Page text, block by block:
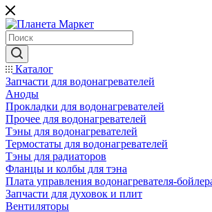
Каталог
Запчасти для водонагревателей
Аноды
Прокладки для водонагревателей
Прочее для водонагревателей
Тэны для водонагревателей
Термостаты для водонагревателей
Тэны для радиаторов
Фланцы и колбы для тэна
Плата управления водонагревателя-
Запчасти для духовок и плит
Вентиляторы